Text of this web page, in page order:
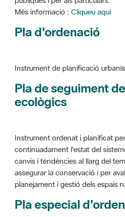
Instrument de planificació
ecològics
Instrument ordenat i planificat per
assegurar la conservació i per
planejament i gestió dels espais
Pla especial
Instrument de planificació